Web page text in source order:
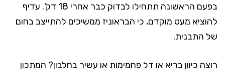
בפעם הראשונה תתחילו לבדוק כבר אחרי 18 דק'. עדיף
להוציא מעט מוקדם, כי הבראוניז ממשיכים להתייצב בחום
של התבנית.
רוצה כיוון בריא או דל פחמימות או עשיר בחלבון? המתכון